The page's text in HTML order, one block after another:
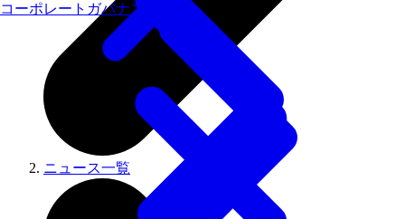
コーポレートガバナンス
ニュース一覧